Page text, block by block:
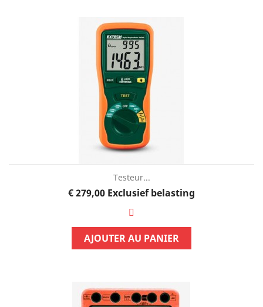
Testeur...
Prijs
€ 279,00 Exclusief belasting
AJOUTER AU PANIER